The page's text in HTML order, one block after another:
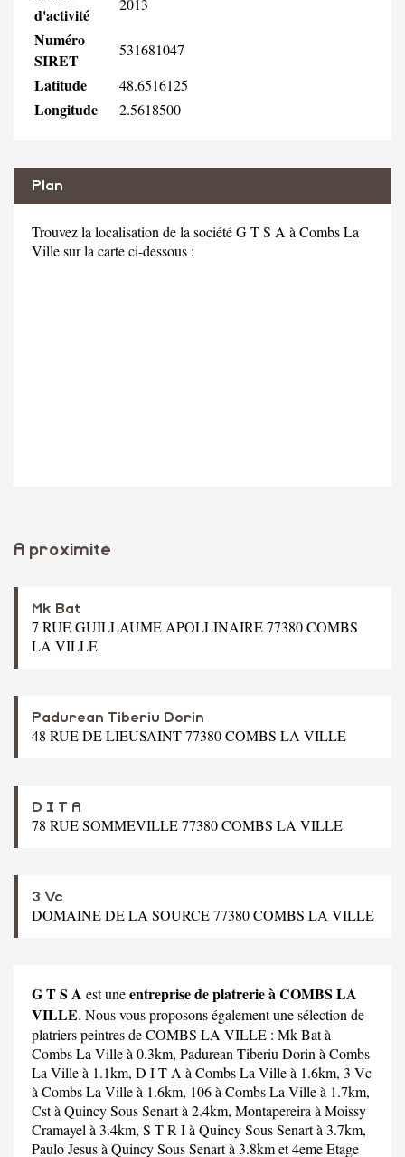
d'activité
2013
Numéro
SIRET
531681047
Latitude 48.6516125
Longitude 2.5618500
Plan
Trouvez la localisation de la société G T S A à Combs La
Ville sur la carte ci-dessous :
A proximite
Mk Bat
7 RUE GUILLAUME APOLLINAIRE 77380 COMBS
LA VILLE
Padurean Tiberiu Dorin
48 RUE DE LIEUSAINT 77380 COMBS LA VILLE
D I T A
78 RUE SOMMEVILLE 77380 COMBS LA VILLE
3 Vc
DOMAINE DE LA SOURCE 77380 COMBS LA VILLE
G T S A est uneentreprise de platrerie à COMBS LA
VILLE. Nous vous proposons également une sélection de
platriers peintres de COMBS LA VILLE : Mk Batà
Combs La Ville à 0.3km, Padurean Tiberiu Dorin à Combs
La Ville à 1.1km, D I T A à Combs La Ville à 1.6km, 3 Vc
à Combs La Ville à 1.6km, 106à Combs La Ville à 1.7km,
Cstà Quincy Sous Senart à 2.4km, Montapereira à Moissy
Cramayel à 3.4km, S T R Ià Quincy Sous Senart à 3.7km,
Paulo Jesusà Quincy Sous Senart à 3.8km et4eme Etage